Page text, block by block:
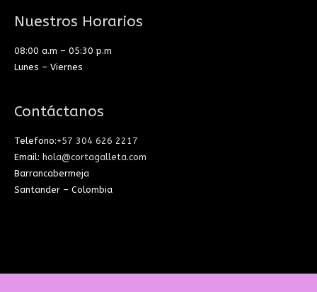
Nuestros Horarios
08:00 a.m – 05:30 p.m
Lunes – Viernes
Contáctanos
Telefono:+57 304 626 2217
Email: hola@cortagalleta.com
Barrancabermeja
Santander – Colombia